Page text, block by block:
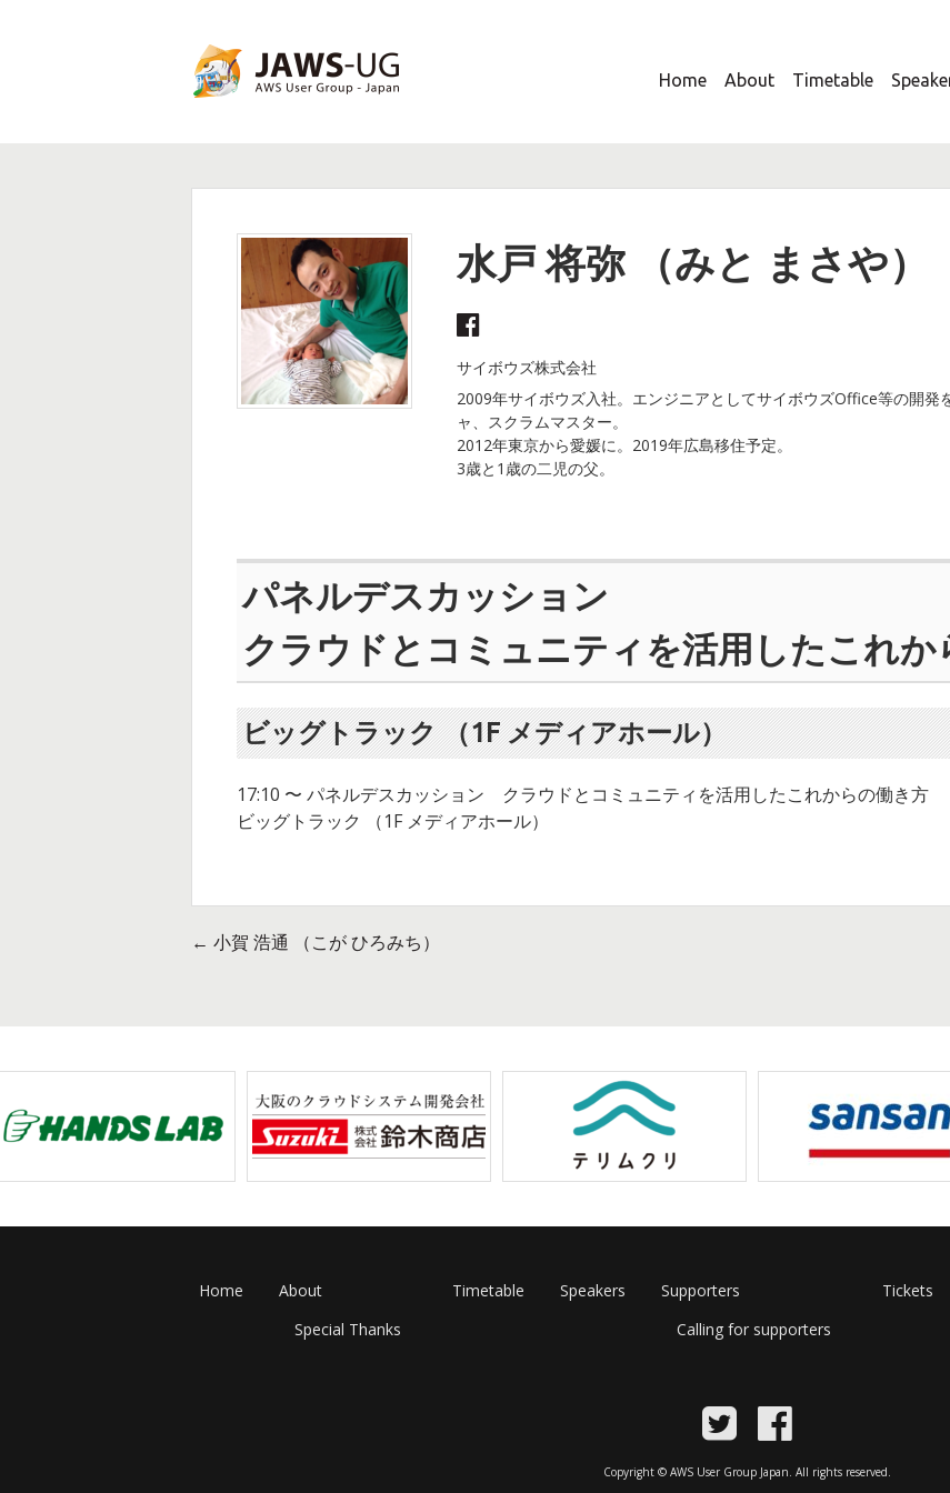
Home About Timetable
水戸 将弥 （みと まさや）
サイボウズ株式会社
2009年サイボウズ入社。エンジニアとしてサイボウズOffice等の開発
ャ、スクラムマスター。
2012年東京から愛媛に。2019年広島移住予定。
3歳と1歳の二児の父。
パネルデスカッション
クラウドとコミュニティを活用したこれか
ビッグトラック （1F メディアホール）
17:10 〜 パネルデスカッション クラウドとコミュニティを活用したこれからの働き方
ビッグトラック （1F メディアホール）
ゲ
ン
← 小賀 浩通 （こが ひろみち）
Home
About
Special Thanks
Timetable Speakers
Supporters
Calling for supporters
Tickets
Copyright © AWS User Group Japan. All rights reserved.